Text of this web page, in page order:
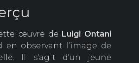
œuvre de Luigi Ontani
en observant l’image de
Il s'agit d'un jeune